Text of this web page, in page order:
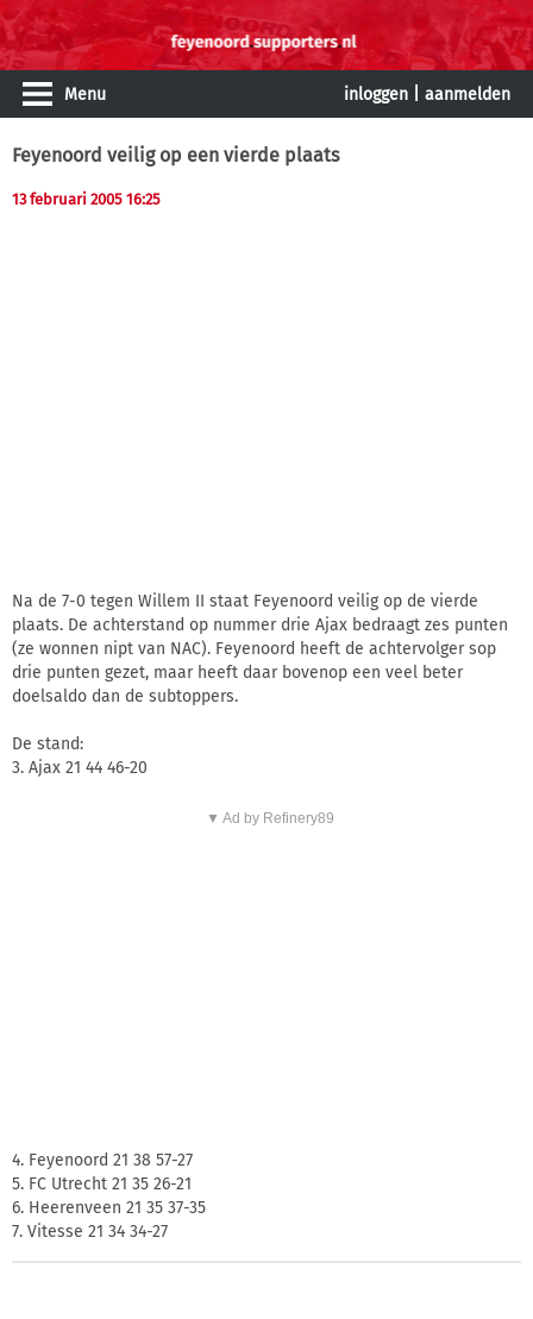
Menu inloggen aanmelden
Feyenoord veilig op een vierde plaats
13 februari 2005 16:25
Na de 7-0 tegen Willem II staat Feyenoord veilig op de vierde
plaats. De achterstand op nummer drie Ajax bedraagt zes punten
(ze wonnen nipt van NAC). Feyenoord heeft de achtervolger sop
drie punten gezet, maar heeft daar bovenop een veel beter
doelsaldo dan de subtoppers.
De stand:
3. Ajax 21 44 46-20
▼ Ad by Refinery89
4. Feyenoord 21 38 57-27
5. FC Utrecht 21 35 26-21
6. Heerenveen 21 35 37-35
7. Vitesse 21 34 34-27